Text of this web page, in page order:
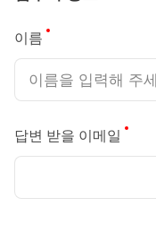
이름
답변 받을 이메일